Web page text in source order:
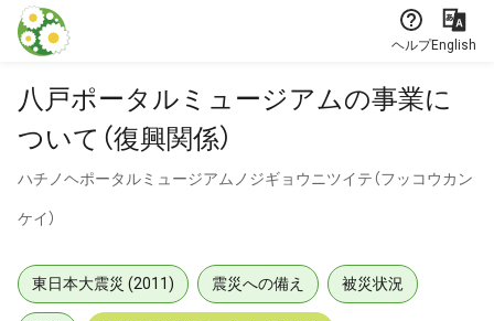
本文に飛ぶ
ヘルプEnglish
八戸ポータルミュージアムの事業に
ついて（復興関係）
ハチノヘポータルミュージアムノジギョウニツイテ（フッコウカン
ケイ）
東日本大震災 (2011) 震災への備え 被災状況